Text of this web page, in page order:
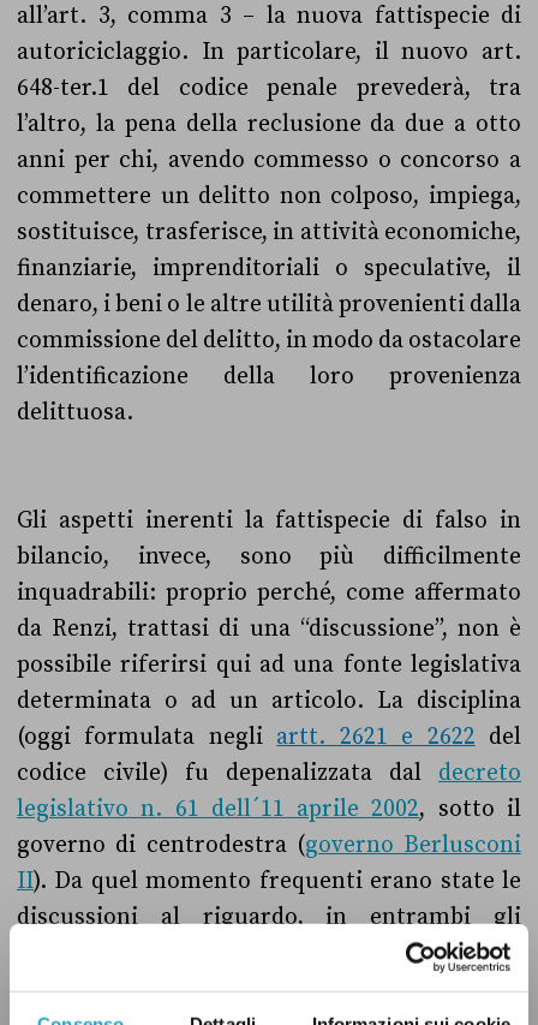
all’art. 3, comma 3 – la nuova fattispecie di
autoriciclaggio. In particolare, il nuovo art.
648-ter.1 del codice penale prevederà, tra
l’altro, la pena della reclusione da due a otto
anni per chi, avendo commesso o concorso a
commettere un delitto non colposo, impiega,
sostituisce, trasferisce, in attività economiche,
finanziarie, imprenditoriali o speculative, il
denaro, i beni o le altre utilità provenienti dalla
commissione del delitto, in modo da ostacolare
l’identificazione della loro provenienza
delittuosa.
Gli aspetti inerenti la fattispecie di falso in
bilancio, invece, sono più difficilmente
inquadrabili: proprio perché, come affermato
da Renzi, trattasi di una “discussione”, non è
possibile riferirsi qui ad una fonte legislativa
determinata o ad un articolo. La disciplina
(oggi formulata negli artt. 2621 e 2622 del
codice civile) fu depenalizzata dal decreto
legislativo n. 61 dell´11 aprile 2002, sotto il
governo di centrodestra (governo Berlusconi
II). Da quel momento frequenti erano state le
discussioni al riguardo, in entrambi gli
centrosinistrae di
centrodestra. Per venire poi ai giorni nostri,